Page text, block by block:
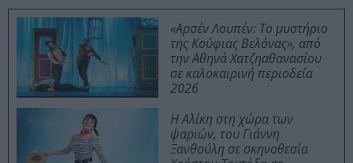
«Αρσέν Λουπέν: Το μυστήριο
της Κούφιας Βελόνας», από
την Αθηνά Χατζηαθανασίου
σε καλοκαιρινή περιοδεία
2026
Η Αλίκη στη χώρα των
ψαριών, του Γιάννη
Ξανθούλη σε σκηνοθεσία